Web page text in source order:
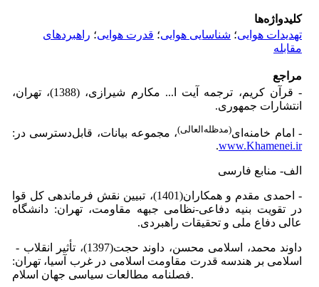
کلیدواژه‌ها
تهدیدات هوایی؛ شناسایی هوایی؛ قدرت هوایی؛ راهبردهای
مقابله
مراجع
- قرآن کریم، ترجمه آیت ا... مکارم شیرازی، (1388)، تهران،
انتشارات جمهوری.
- امام خامنه‌ای(مدظله‌العالی)، مجموعه بیانات، قابل‌دسترسی در:
www.Khamenei.ir
.
الف- منابع فارسی
- احمدی مقدم و همکاران(1401)، تبیین نقش فرماندهی کل قوا
در تقویت بنیه دفاعی-نظامی جبهه مقاومت، تهران: دانشگاه
عالی دفاع ملی و تحقیقات راهبردی.
- داوند محمد، اسلامی محسن، داوند حجت(1397)، تأثیر انقلاب
اسلامی بر هندسه قدرت مقاومت اسلامی در غرب آسیا، تهران:
فصلنامه مطالعات سیاسی جهان اسلام.